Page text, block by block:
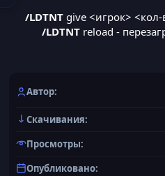
/LDTNTgive <игрок> <кол-
/LDTNTreload -
Автор
Скачивания
Просмотры
Опубликовано